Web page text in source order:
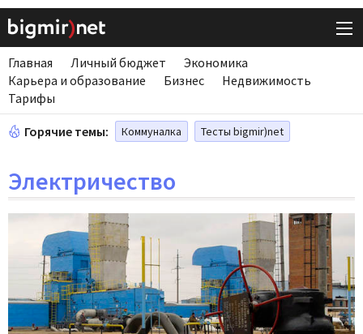
Главная Личный бюджет
Экономика
Карьера и образование
Бизнес
Недвижимость
Тарифы
Горячие темы: Коммуналка Тесты bigmir)net
Электричество